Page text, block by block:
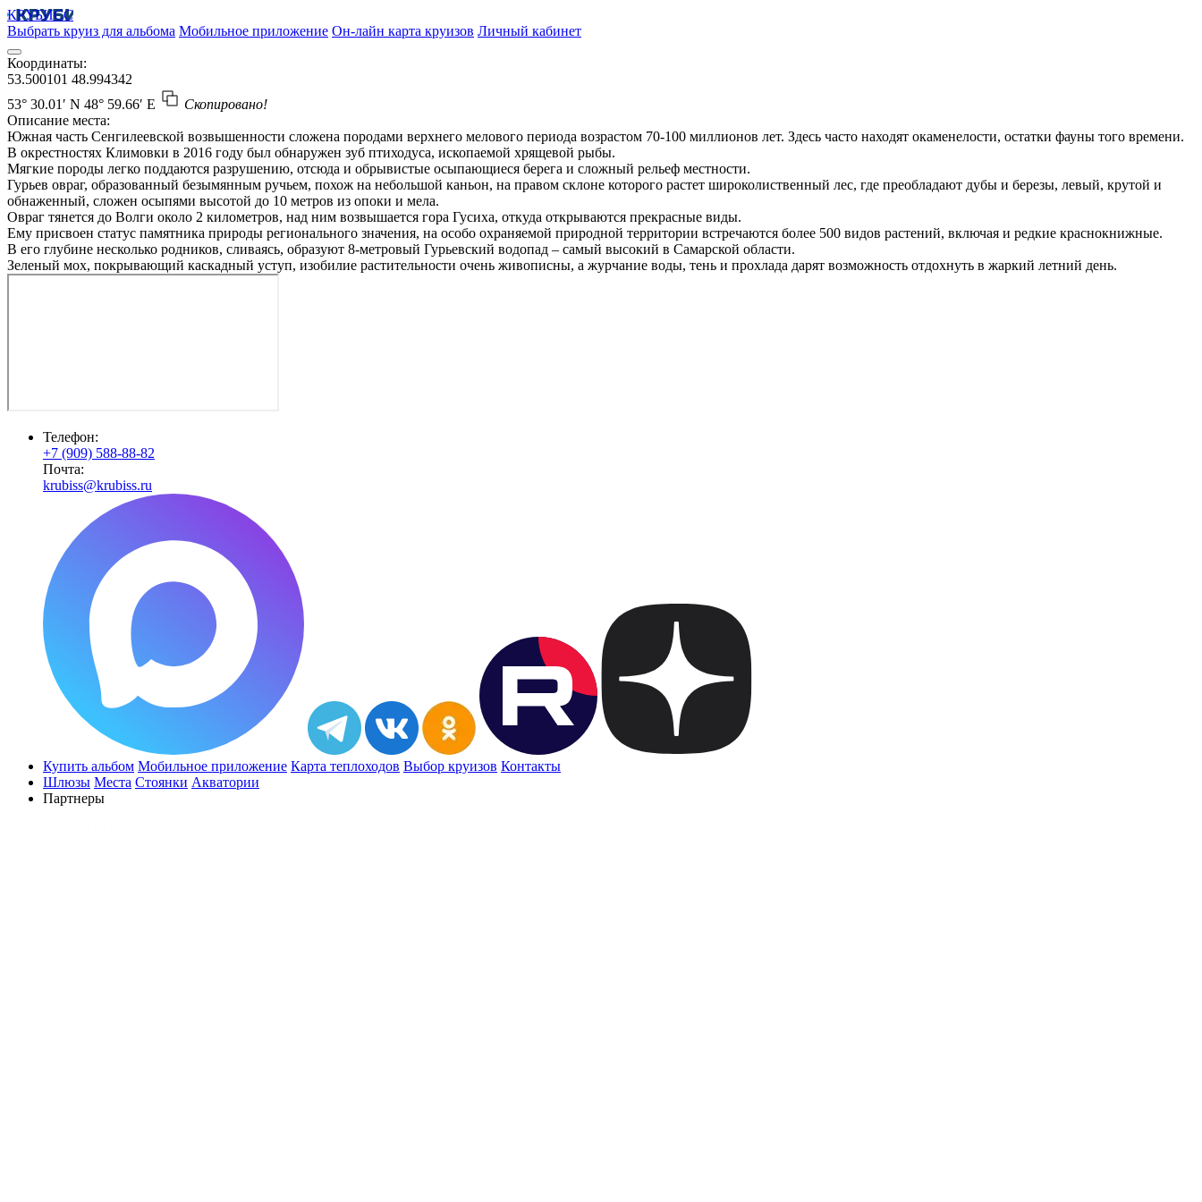
КРУБИСС
Выбрать круиз для альбома Мобильное приложение Он-лайн карта круизов Личный кабинет
Координаты:
53.500101 48.994342
53° 30.01′ N 48° 59.66′ E
Скопировано!
Описание места:
Южная часть Сенгилеевской возвышенности сложена породами верхнего мелового периода возрастом 70-100 миллионов лет. Здесь часто находят окаменелости, остатки фауны того времени.
В окрестностях Климовки в 2016 году был обнаружен зуб птиходуса, ископаемой хрящевой рыбы.
Мягкие породы легко поддаются разрушению, отсюда и обрывистые осыпающиеся берега и сложный рельеф местности.
Гурьев овраг, образованный безымянным ручьем, похож на небольшой каньон, на правом склоне которого растет широколиственный лес, где преобладают дубы и березы, левый, крутой и
обнаженный, сложен осыпями высотой до 10 метров из опоки и мела.
Овраг тянется до Волги около 2 километров, над ним возвышается гора Гусиха, откуда открываются прекрасные виды.
Ему присвоен статус памятника природы регионального значения, на особо охраняемой природной территории встречаются более 500 видов растений, включая и редкие краснокнижные.
В его глубине несколько родников, сливаясь, образуют 8-метровый Гурьевский водопад – самый высокий в Самарской области.
Зеленый мох, покрывающий каскадный уступ, изобилие растительности очень живописны, а журчание воды, тень и прохлада дарят возможность отдохнуть в жаркий летний день.
Телефон:
+7 (909) 588-88-82
Почта:
krubiss@krubiss.ru
Купить альбом Мобильное приложение Карта теплоходов Выбор круизов Контакты
Шлюзы Места Стоянки Акватории
Партнеры